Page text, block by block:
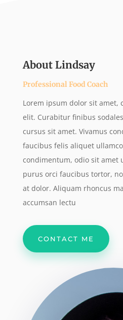
About Lindsay
Professional Food Coach
Lorem ipsum dolor sit amet,
elit. Curabitur finibus
cursus sit amet. Vivamus
faucibus felis aliquet
condimentum, odio sit amet
purus orci faucibus tortor,
at dolor. Aliquam rhoncus
accumsan lectu
CONTACT ME